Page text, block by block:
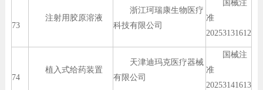
73
注射用胶原溶液
浙江珂瑞康生物医疗
科技有限公司
国械注
准
20253131612
74
植入式给药装置
天津迪玛克医疗器械
有限公司
国械注
准
20253141613